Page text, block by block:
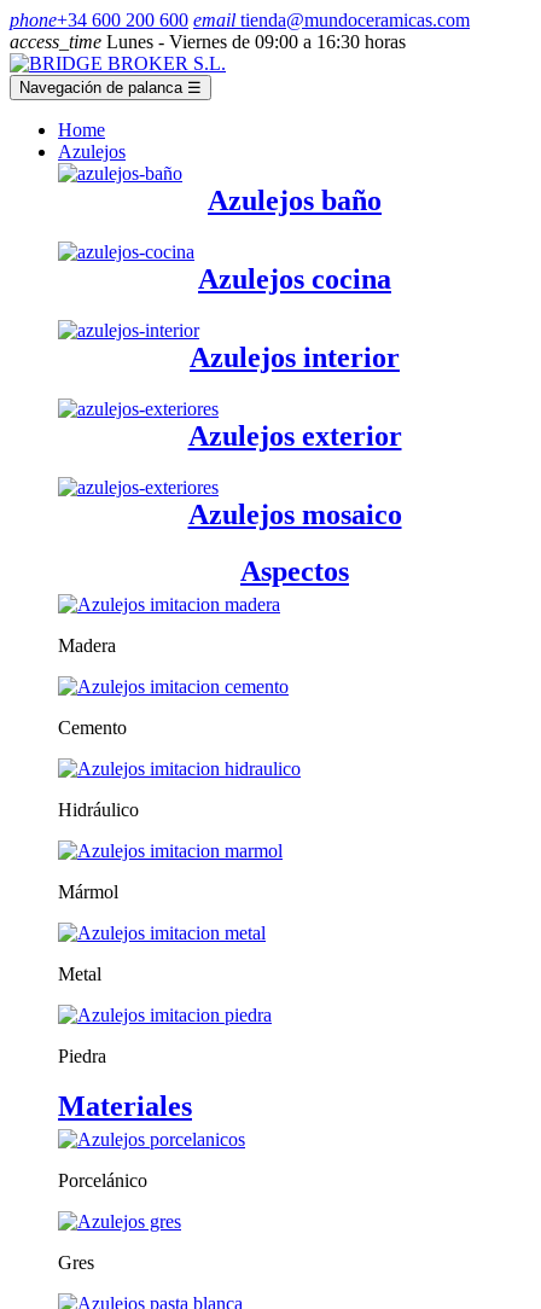
phone+34 600 200 600 email tienda@mundoceramicas.com
access_time Lunes - Viernes de 09:00 a 16:30 horas
Navegación de palanca ☰
Home
Azulejos
Azulejos baño
Azulejos cocina
Azulejos interior
Azulejos exterior
Azulejos mosaico
Aspectos
Madera
Cemento
Hidráulico
Mármol
Metal
Piedra
Materiales
Porcelánico
Gres